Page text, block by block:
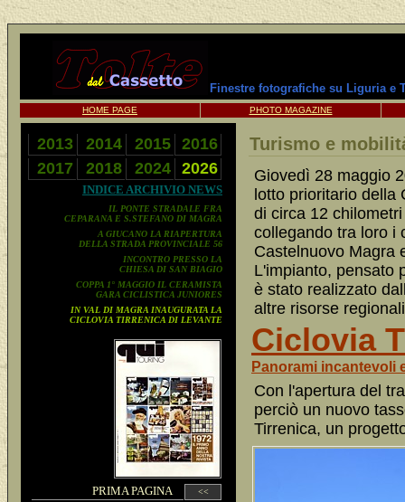
Finestre fotografiche su Liguria e
HOME PAGE PHOTO MAGAZINE
2013 2014 2015 2016
2017
2018 2024 2026
INDICE ARCHIVIO NEWS
IL PONTE STRADALE FRA
CEPARANA E S.STEFANO DI MAGRA
A GIUCANO LA RIAPERTURA
DELLA STRADA PROVINCIALE 56
INCONTRO PRESSO LA
CHIESA DI SAN BIAGIO
COPPA 1° MAGGIO IL CERAMISTA
GARA CICLISTICA JUNIORES
IN VAL DI MAGRA INAUGURATA LA
CICLOVIA TIRRENICA DI LEVANTE
PRIMA PAGINA
<<
Turismo e
Giovedì 28 maggio
lotto prioritario della
di circa 12
collegando tra loro i
Castelnuovo Magra
L'impianto, pensato
è stato realizzato
altre risorse
Ciclovia
Panorami incantevoli
Con l'apertura del
perciò un nuovo
Tirrenica, un